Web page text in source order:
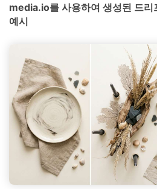
media.io를 사용하여 생성된 드리
예시